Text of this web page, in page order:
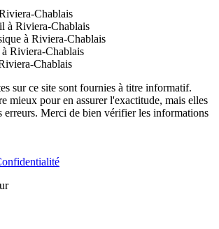
Chablais
à Riviera-Chablais
à Riviera-Chablais
Riviera-Chablais
Chablais
sur ce site sont fournies à titre informatif.
mieux pour en assurer l'exactitude, mais elles
erreurs. Merci de bien vérifier les informations